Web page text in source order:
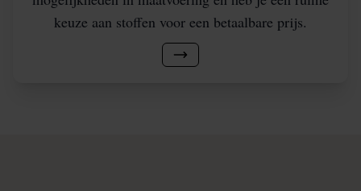
keuze aan stoffen voor een betaalbare prijs.